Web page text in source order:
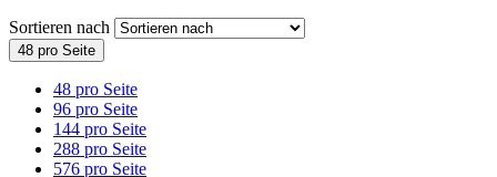
Sortieren nach
48 pro Seite
48 pro Seite
96 pro Seite
144 pro Seite
288 pro Seite
576 pro Seite